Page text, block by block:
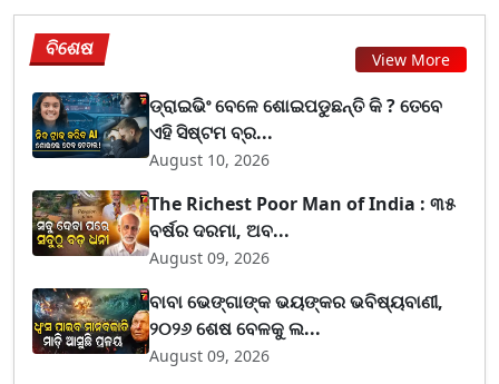
ବିଶେଷ View More
ଡ୍ରାଇଭିଂ ବେଳେ ଶୋଇପଡୁଛନ୍ତି କି ? ତେବେ
ଏହି ସିଷ୍ଟମ ବ୍ର...
August 10, 2026
The Richest Poor Man of India : ୩୫
ବର୍ଷର ଦରମା, ଅବ...
August 09, 2026
ବାବା ଭେଙ୍ଗାଙ୍କ ଭୟଙ୍କର ଭବିଷ୍ୟବାଣୀ,
୨୦୨୬ ଶେଷ ବେଳକୁ ଲ...
August 09, 2026